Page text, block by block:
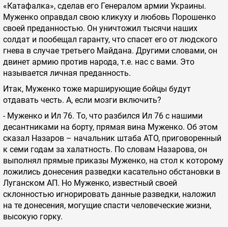
«Катафалка», сделав его Генералом армии Украины.
Муженко оправдал свою кликуху и любовь Порошенко
своей преданностью. Он уничтожил тысячи наших
солдат и пообещал гаранту, что спасет его от людского
гнева в случае третьего Майдана. Другими словами, он
двинет армию против народа, т.е. нас с вами. Это
называется личная преданность.
Итак, Муженко тоже марширующие бойцы будут
отдавать честь. А, если мозги включить?
- Муженко и Ил 76. То, что разбился Ил 76 с нашими
десантниками на борту, прямая вина Муженко. Об этом
сказал Назаров – начальник штаба АТО, приговоренный
к семи годам за халатность. По словам Назарова, он
выполнял прямые приказы Муженко, на стол к которому
ложились донесения разведки касательно обстановки в
Луганском АП. Но Муженко, известный своей
склонностью игнорировать данные разведки, наложил
на те донесения, могущие спасти человеческие жизни,
высокую горку.